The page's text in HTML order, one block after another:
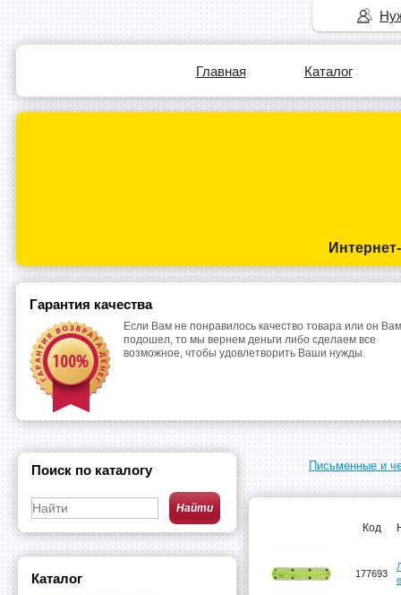
Главная Каталог
Гарантия качества
Если Вам не понравилось качество товара или он
подошел, то мы вернем деньги либо сделаем все
возможное, чтобы удовлетворить Ваши нужды.
Письменные и
Код
177693
Поиск по каталогу
Каталог